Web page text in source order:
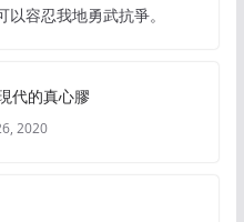
容忍我地勇武抗爭。
代的真心膠
2020